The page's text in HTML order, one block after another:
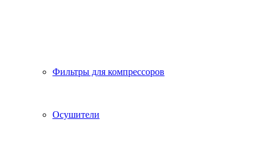
Фильтры для компрессоров
Осушители